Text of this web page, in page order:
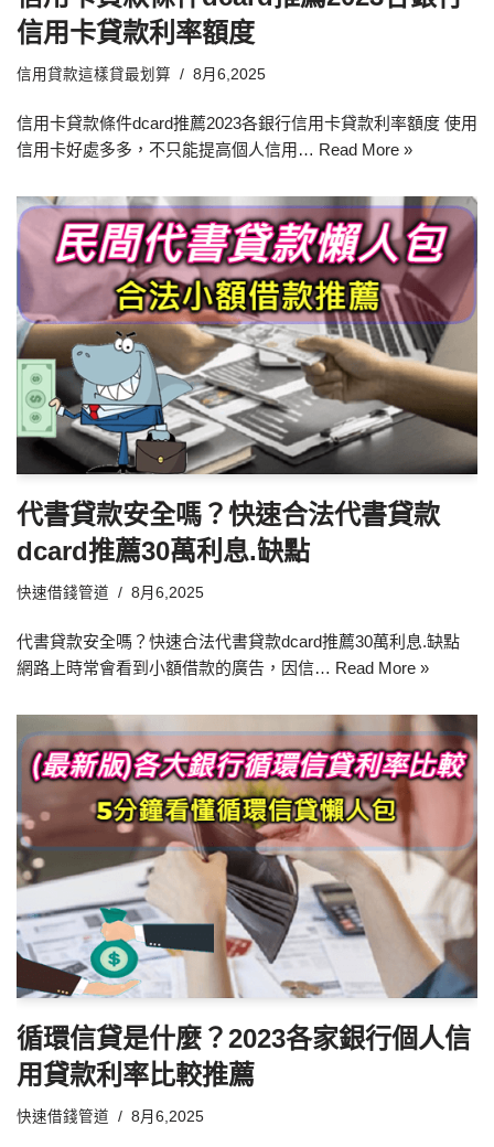
信用卡貸款利率額度
信用貸款這樣貸最划算 8月6,2025
信用卡貸款條件dcard推薦2023各銀行信用卡貸款利率額度 使用
信用卡好處多多，不只能提高個人信用… Read More »
代書貸款安全嗎？快速合法代書貸款
dcard推薦30萬利息.缺點
快速借錢管道 8月6,2025
代書貸款安全嗎？快速合法代書貸款dcard推薦30萬利息.缺點
網路上時常會看到小額借款的廣告，因信… Read More »
循環信貸是什麼？2023各家銀行個人信
用貸款利率比較推薦
快速借錢管道 8月6,2025